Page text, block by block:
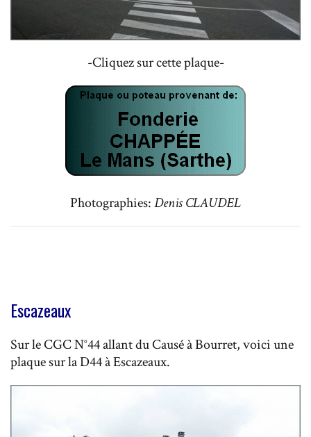
-Cliquez sur cette plaque-
Photographies:Denis CLAUDEL
Escazeaux
Sur le CGC N°44 allant du Causé à Bourret, voici une
plaque sur la D44 à Escazeaux.